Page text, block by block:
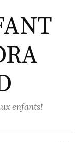
enfants!